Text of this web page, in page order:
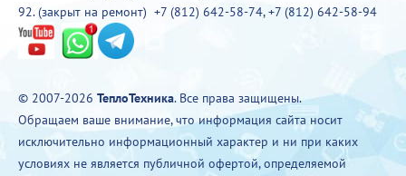
92. (закрыт на ремонт) +7 (812) 642-58-74,+7 (812) 642-58-94
© 2007-2026 ТеплоТехника. Все права защищены.
Обращаем ваше внимание, что информация сайта носит
исключительно информационный характер и ни при каких
условиях не является публичной офертой, определяемой